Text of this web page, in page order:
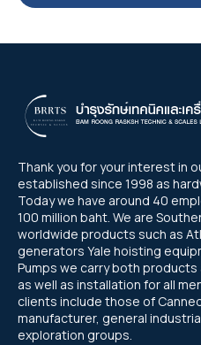
Thank you for your interest in
established since 1998 as
Today we have around 40
100 million baht. We are
worldwide products such as
generators Yale hoisting
Pumps we carry both
as well as installation for all
clients include those of
manufacturer, general
exploration groups.